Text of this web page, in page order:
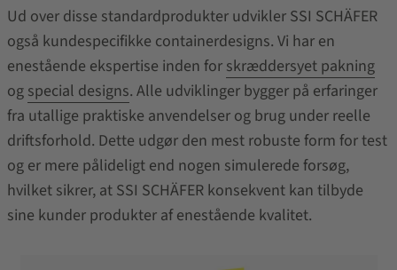
Ud over disse standardprodukter udvikler SSI SCHÄFER
også kundespecifikke containerdesigns. Vi har en
enestående ekspertise inden for skræddersyet pakning
og special designs. Alle udviklinger bygger på erfaringer
fra utallige praktiske anvendelser og brug under reelle
driftsforhold. Dette udgør den mest robuste form for test
og er mere pålideligt end nogen simulerede forsøg,
hvilket sikrer, at SSI SCHÄFER konsekvent kan tilbyde
sine kunder produkter af enestående kvalitet.